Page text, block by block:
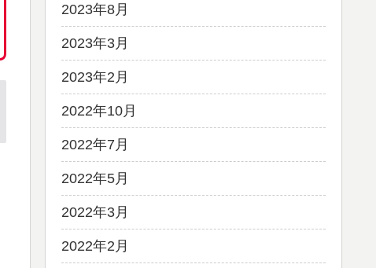
2023年8月
2023年3月
2023年2月
2022年10月
2022年7月
2022年5月
2022年3月
2022年2月